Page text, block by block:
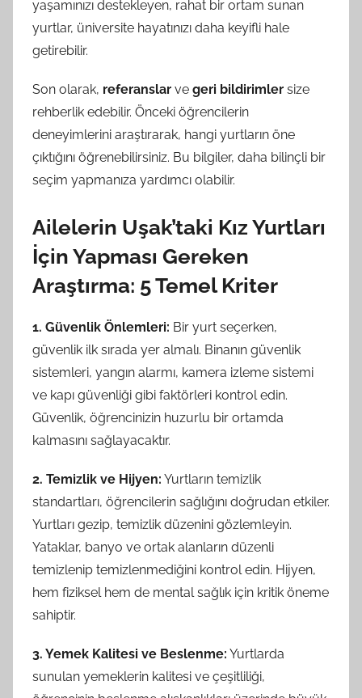
yaşamınızı destekleyen, rahat bir ortam sunan
yurtlar, üniversite hayatınızı daha keyifli hale
getirebilir.
Son olarak, referanslar ve geri bildirimler size
rehberlik edebilir. Önceki öğrencilerin
deneyimlerini araştırarak, hangi yurtların öne
çıktığını öğrenebilirsiniz. Bu bilgiler, daha bilinçli bir
seçim yapmanıza yardımcı olabilir.
Ailelerin Uşak’taki Kız Yurtları
İçin Yapması Gereken
Araştırma: 5 Temel Kriter
1. Güvenlik Önlemleri: Bir yurt seçerken,
güvenlik ilk sırada yer almalı. Binanın güvenlik
sistemleri, yangın alarmı, kamera izleme sistemi
ve kapı güvenliği gibi faktörleri kontrol edin.
Güvenlik, öğrencinizin huzurlu bir ortamda
kalmasını sağlayacaktır.
2. Temizlik ve Hijyen: Yurtların temizlik
standartları, öğrencilerin sağlığını doğrudan etkiler.
Yurtları gezip, temizlik düzenini gözlemleyin.
Yataklar, banyo ve ortak alanların düzenli
temizlenip temizlenmediğini kontrol edin. Hijyen,
hem fiziksel hem de mental sağlık için kritik öneme
sahiptir.
3. Yemek Kalitesi ve Beslenme: Yurtlarda
sunulan yemeklerin kalitesi ve çeşitliliği,